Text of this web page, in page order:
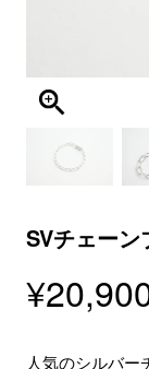
SVチェー
¥
人気のシルバー